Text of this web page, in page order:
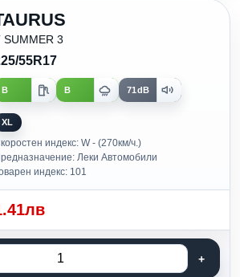
SUMMER 3
55R17
B B 71dB
XL
индекс: W - (270км/ч.)
Леки Автомобили
индекс: 101